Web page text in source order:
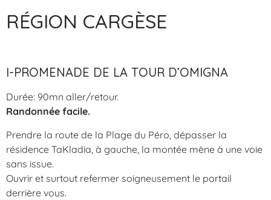
RÉGION CARGÈSE
I-PROMENADE DE LA TOUR D’OMIGNA
Durée: 90mn aller/retour.
Randonnée facile.
Prendre la route de la Plage du Péro, dépasser la
résidence TaKladia, à gauche, la montée mène à une voie
sans issue.
Ouvrir et surtout refermer soigneusement le portail
derrière vous.